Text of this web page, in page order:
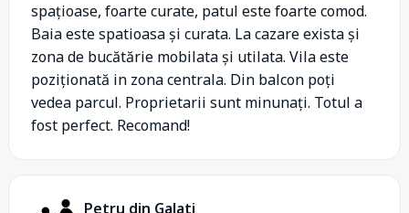
spațioase, foarte curate, patul este foarte comod.
Baia este spatioasa și curata. La cazare exista și
zona de bucătărie mobilata și utilata. Vila este
poziționată in zona centrala. Din balcon poți
vedea parcul. Proprietarii sunt minunați. Totul a
fost perfect. Recomand!
Petru din Galati